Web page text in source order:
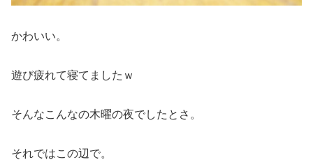
かわいい。
遊び疲れて寝てましたｗ
そんなこんなの木曜の夜でしたとさ。
それではこの辺で。